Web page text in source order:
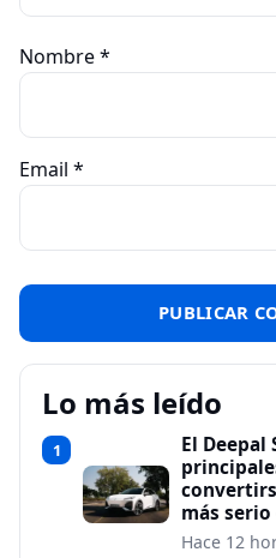
Nombre*
Email *
Lo más leído
1
El Deepal
más serio
Hace 12